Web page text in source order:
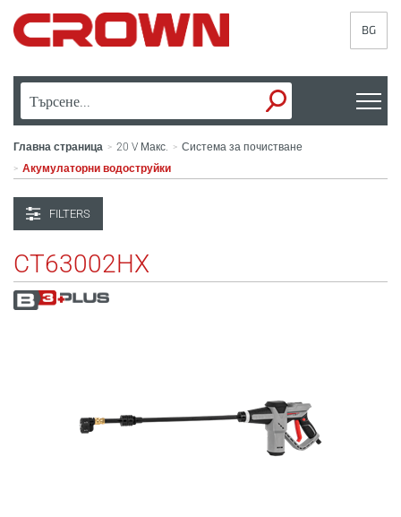
BG
Главна страница > 20 V Макс. > Система за почистване
> Акумулаторни водоструйки
FILTERS
CT63002HX